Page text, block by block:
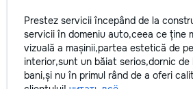
Prestez servicii începând de la
servicii în domeniu auto,ceea ce ține
vizuală a mașinii,partea estetică de
interior,sunt un băiat serios,dornic
bani,și nu în primul rând de a oferi